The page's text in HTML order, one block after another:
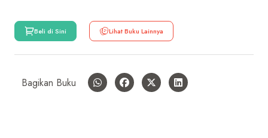
Beli di Sini Lihat Buku Lainnya
Bagikan Buku